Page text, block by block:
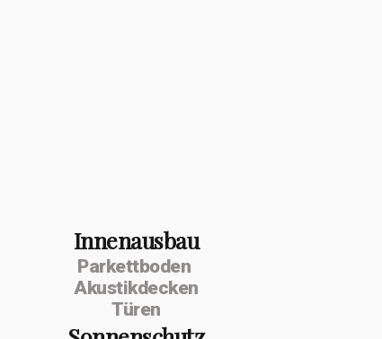
Innenausbau
Parkettboden
Akustikdecken
Türen